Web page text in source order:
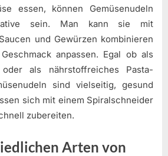
essen, können Gemüsenudeln
sein. Man kann sie mit
und Gewürzen kombinieren
anpassen. Egal ob als
oder als nährstoffreiches Pasta-
sind vielseitig, gesund
sich mit einem Spiralschneider
zubereiten.
Arten von